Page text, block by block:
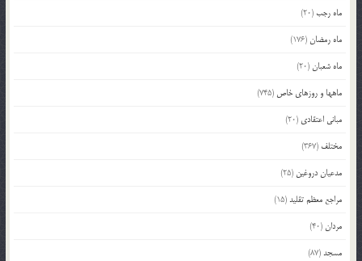
ماه رجب(20)
ماه رمضان(176)
ماه شعبان(20)
ماهها و روزهای خاص (745)
مبانی اعتقادی (20)
مختلف (367)
مدعیان دروغین (25)
مراجع معظم تقلید(15)
مردان(40)
مسجد(87)